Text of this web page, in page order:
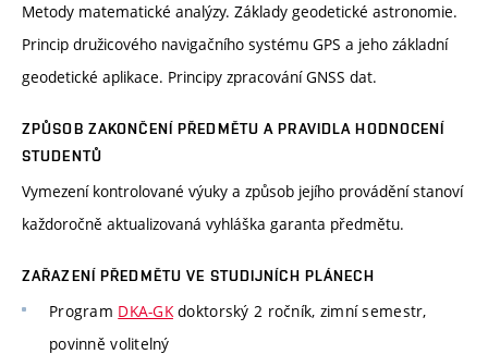
Metody matematické analýzy. Základy geodetické astronomie.
Princip družicového navigačního systému GPS a jeho základní
geodetické aplikace. Principy zpracování GNSS dat.
ZPŮSOB ZAKONČENÍ PŘEDMĚTU A PRAVIDLA HODNOCENÍ
STUDENTŮ
Vymezení kontrolované výuky a způsob jejího provádění stanoví
každoročně aktualizovaná vyhláška garanta předmětu.
ZAŘAZENÍ PŘEDMĚTU VE STUDIJNÍCH PLÁNECH
Program DKA-GKdoktorský 2 ročník, zimní semestr,
povinně volitelný